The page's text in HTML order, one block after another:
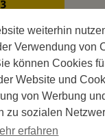
weiterhin
Verwendung von
können Cookies
Website und
von Werbung
zu sozialen
erfahren
| SIRET: 539 925 636
002 du 5 août 2021 -